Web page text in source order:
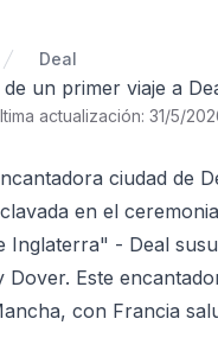
Deal
un primer viaje a
actualización: 31/5/
ciudad de
en el
Inglaterra" - Deal
Dover. Este
con Francia